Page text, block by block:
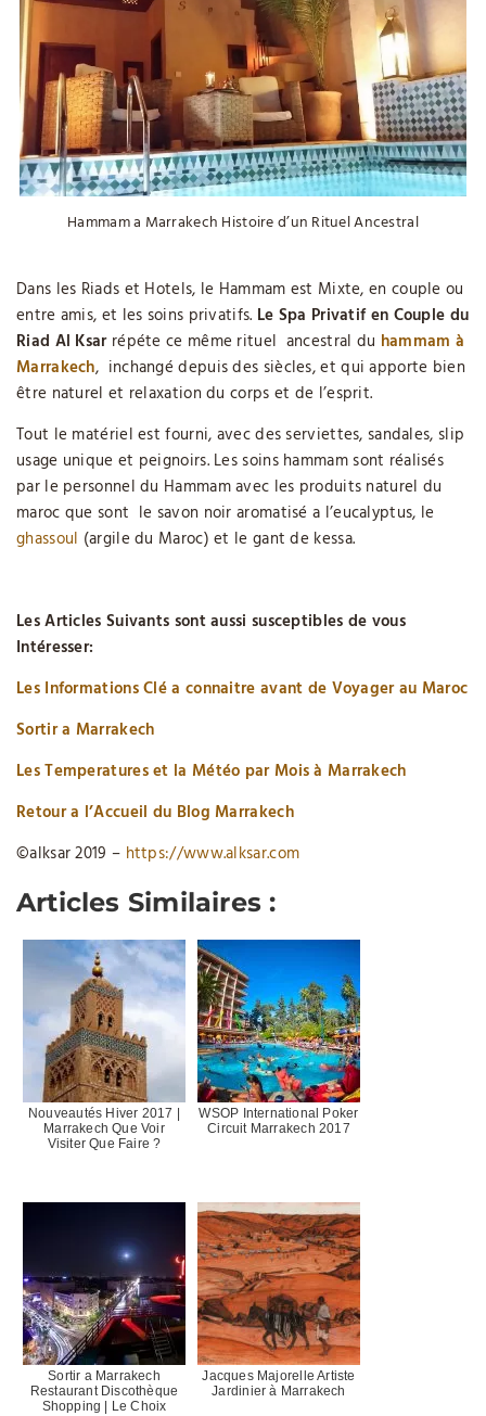
Hammam a Marrakech Histoire d’un Rituel Ancestral
Dans les Riads et Hotels, le Hammam est Mixte, en couple ou
entre amis, et les soins privatifs. Le Spa Privatif en Couple du
Riad Al Ksarrépéte ce même rituel ancestral du hammam à
Marrakech, inchangé depuis des siècles, et qui apporte bien
être naturel et relaxation du corps et de l’esprit.
Tout le matériel est fourni, avec des serviettes, sandales, slip
usage unique et peignoirs. Les soins hammam sont réalisés
par le personnel du Hammam avec les produits naturel du
maroc que sont le savon noir aromatisé a l’eucalyptus, le
ghassoul (argile du Maroc) et le gant de kessa.
Les Articles Suivants sont aussi susceptibles de vous
Intéresser:
Les Informations Clé a connaitre avant de Voyager au Maroc
Sortir a Marrakech
Les Temperatures et la Météo par Mois à Marrakech
Retour a l’Accueil du Blog Marrakech
©alksar 2019 – https://www.alksar.com
Articles Similaires :
Nouveautés Hiver 2017 |
Marrakech Que Voir
Visiter Que Faire ?
WSOP International Poker
Circuit Marrakech 2017
Sortir a Marrakech
Restaurant Discothèque
Shopping | Le Choix
Jacques Majorelle Artiste
Jardinier à Marrakech